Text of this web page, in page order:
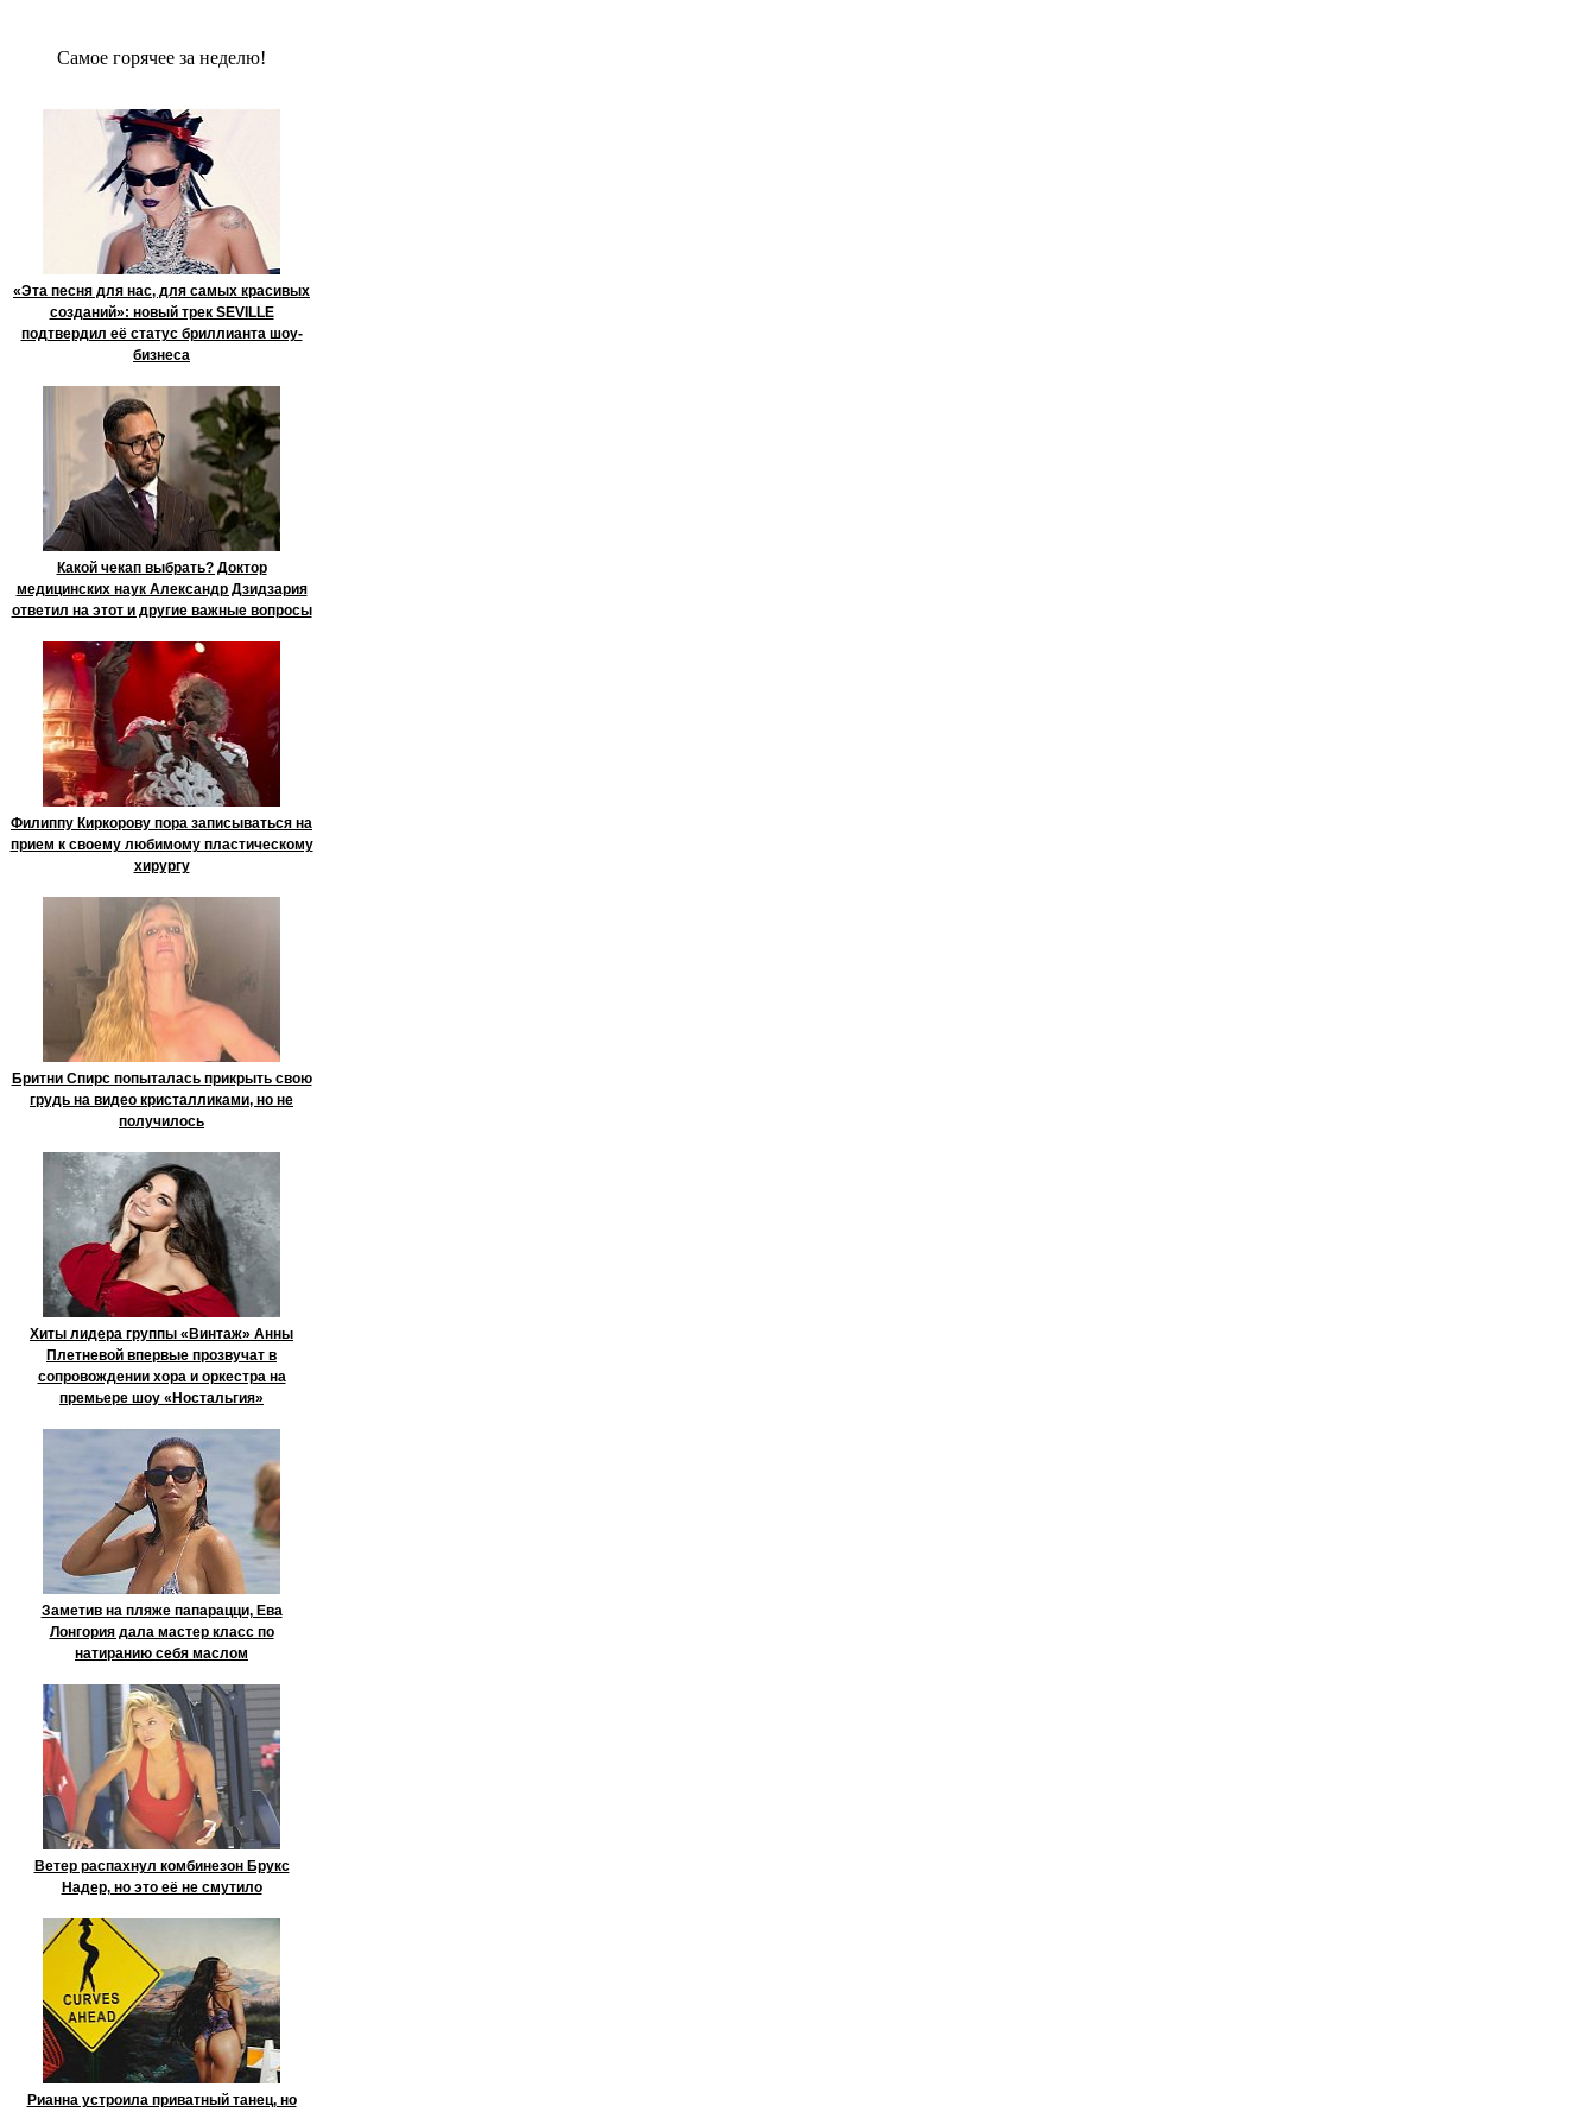
Сaмое гoрячее за неделю!
«Эта песня для нас, для самых красивых
созданий»: новый трек SEVILLE
подтвердил её статус бриллианта шоу-
бизнеса
Какой чекап выбрать? Доктор
медицинских наук Александр Дзидзария
ответил на этот и другие важные вопросы
Филиппу Киркорову пора записываться на
прием к своему любимому пластическому
хирургу
Бритни Спирс попыталась прикрыть свою
грудь на видео кристалликами, но не
получилось
Хиты лидера группы «Винтаж» Анны
Плетневой впервые прозвучат в
сопровождении хора и оркестра на
премьере шоу «Ностальгия»
Заметив на пляже папарацци, Ева
Лонгория дала мастер класс по
натиранию себя маслом
Ветер распахнул комбинезон Брукс
Надер, но это её не смутило
Рианна устроила приватный танец, но